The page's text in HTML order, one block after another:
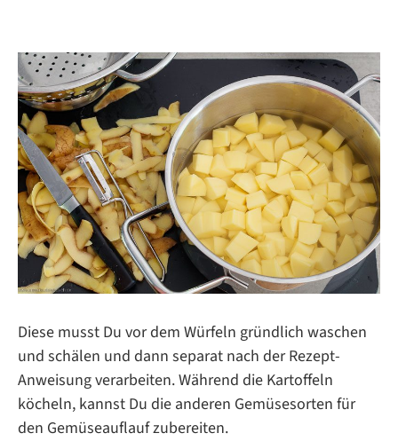
Diese musst Du vor dem Würfeln gründlich waschen
und schälen und dann separat nach der Rezept-
Anweisung verarbeiten. Während die Kartoffeln
köcheln, kannst Du die anderen Gemüsesorten für
den Gemüseauflauf zubereiten.